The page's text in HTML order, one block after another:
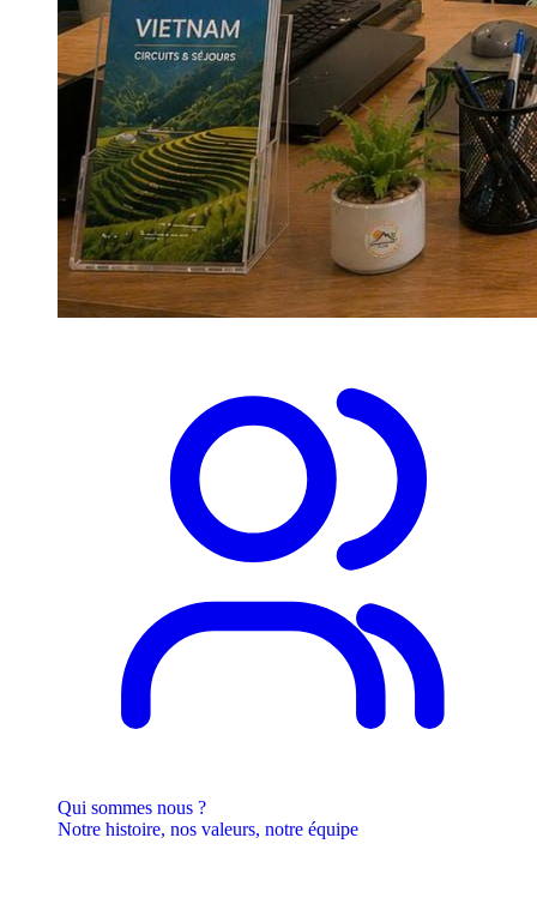
Qui sommes nous ?
Notre histoire, nos valeurs, notre équipe